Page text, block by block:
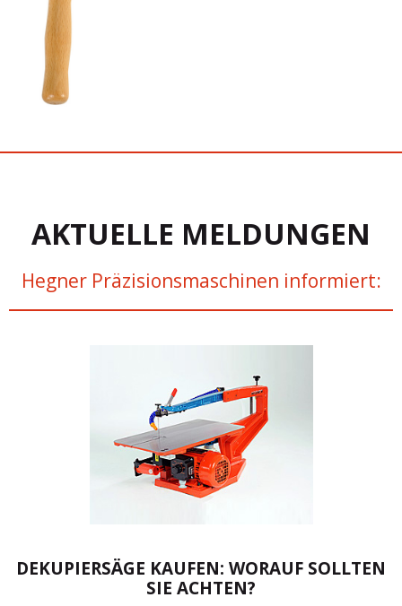
AKTUELLE MELDUNGEN
Hegner Präzisionsmaschinen informiert:
DEKUPIERSÄGE KAUFEN: WORAUF SOLLTEN
SIE ACHTEN?